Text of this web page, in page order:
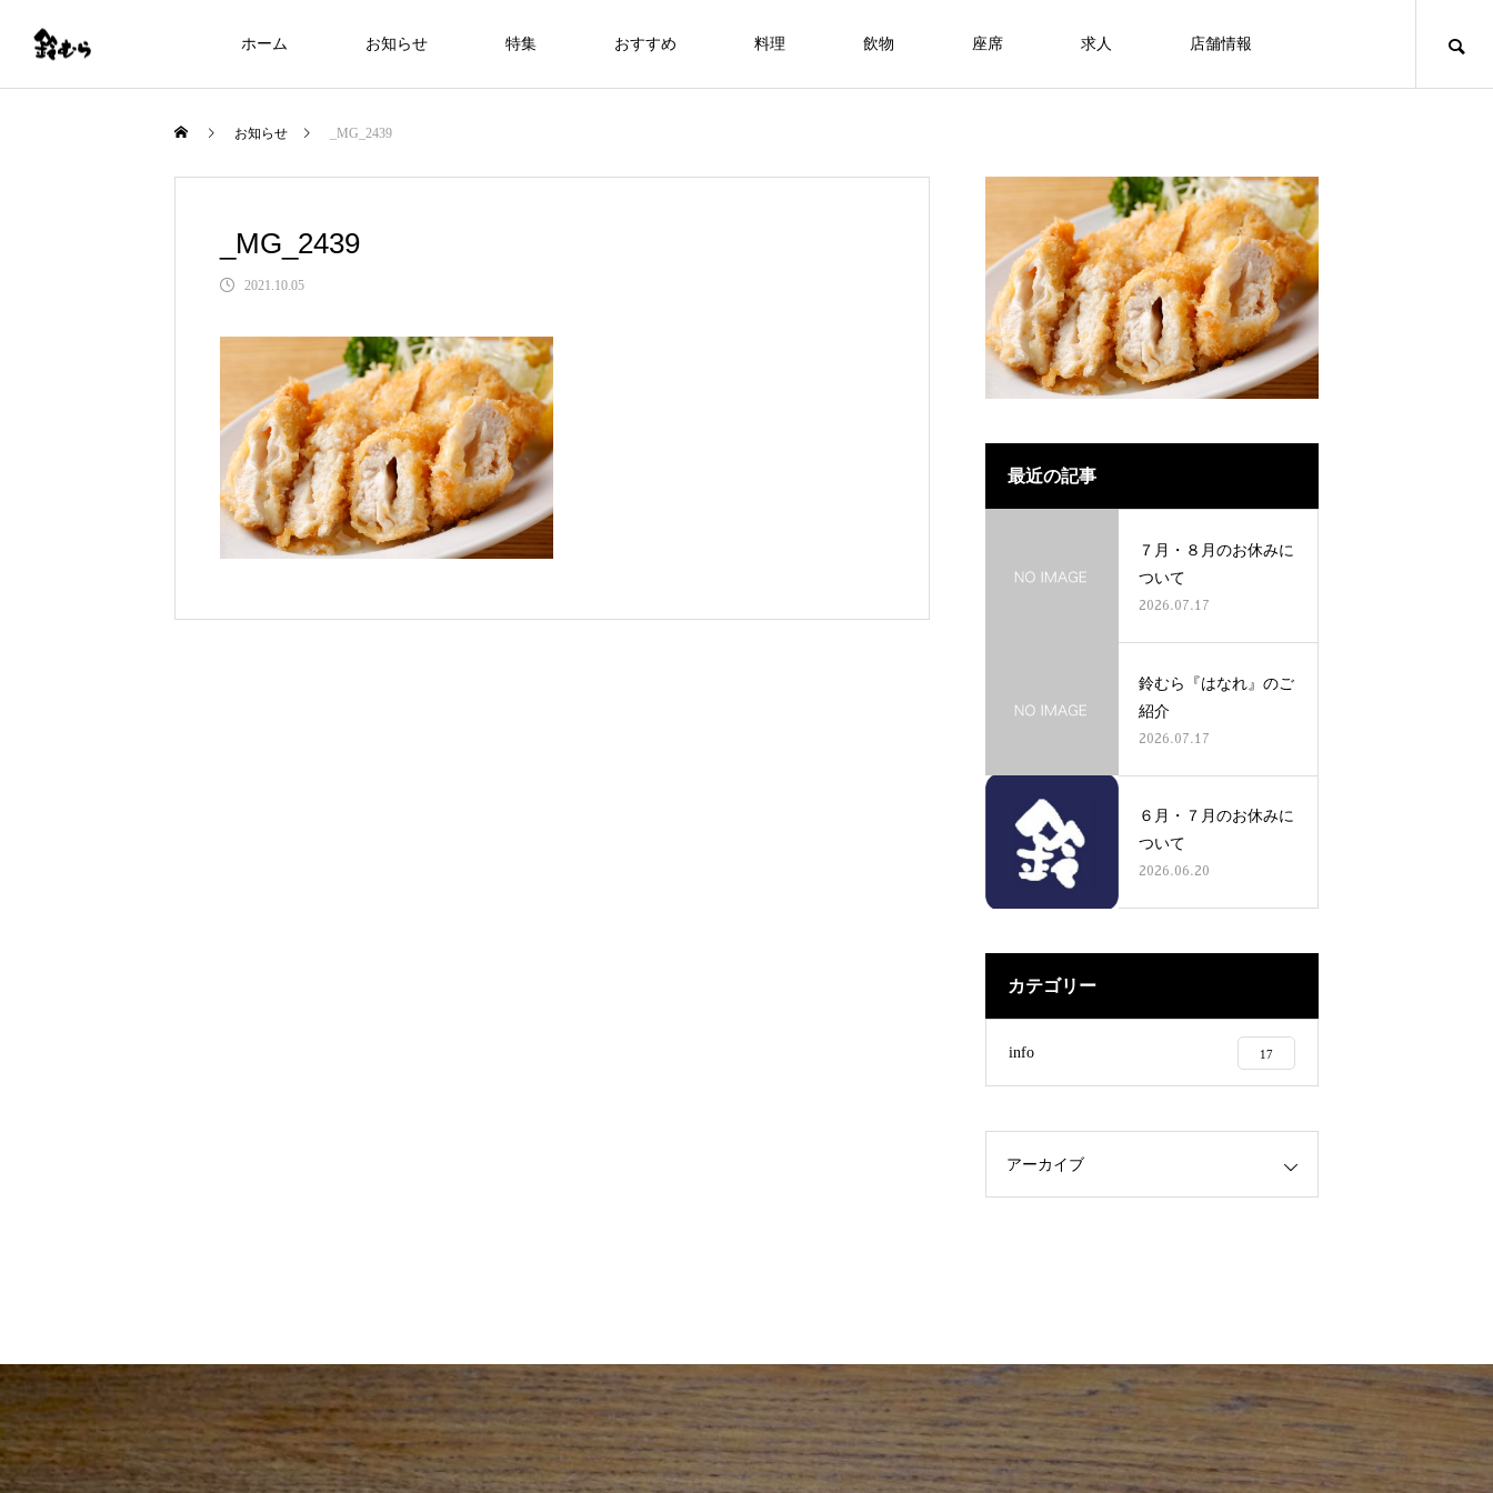
ホーム お知らせ 特集 おすすめ 料理 飲物 座席 求人 店舗情報
お知らせ _MG_2439
_MG_2439
2021.10.05
最近の記事
７月・８月のお休みに
ついて
2026.07.17
鈴むら『はなれ』のご
紹介
2026.07.17
６月・７月のお休みに
ついて
2026.06.20
カテゴリー
info 17
アーカイブ